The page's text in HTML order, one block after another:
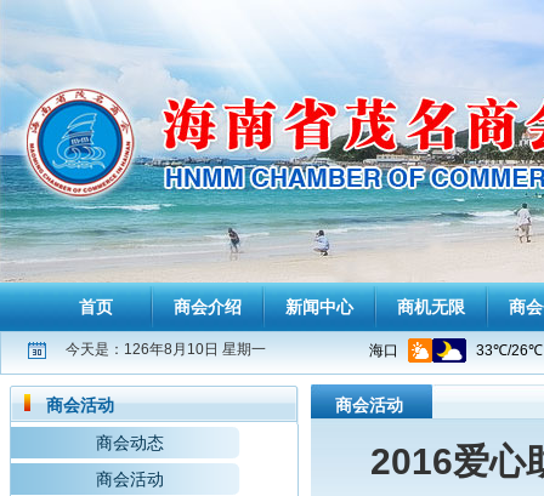
首页 商会介绍 新闻中心 商机无限 商
今天是：126年8月10日 星期一
商会活动
商会动态
商会活动
商会活动
2016爱心